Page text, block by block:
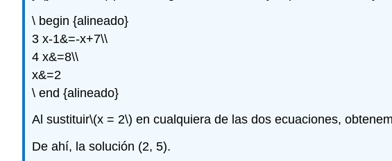
\ begin {alineado}
3 x-1&=-x+7\\
4 x&=8\\
x&=2
\ end {alineado}
Al sustituir\(x = 2\) en cualquiera de las dos ecuaciones,
De ahí, la solución (2, 5).